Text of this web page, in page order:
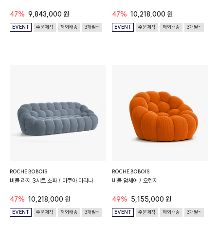
47% 9,843,000 원
EVENT 주문제작 해외배송 3개월~
47% 10,218,000 원
EVENT 주문제작 해외배송 3개월~
ROCHE BOBOIS
버블 라지 3시트 소파 / 아쿠아 마리나
47% 10,218,000 원
EVENT 주문제작 해외배송 3개월~
ROCHE BOBOIS
버블 암체어 / 오렌지
49% 5,155,000 원
EVENT 주문제작 해외배송 3개월~